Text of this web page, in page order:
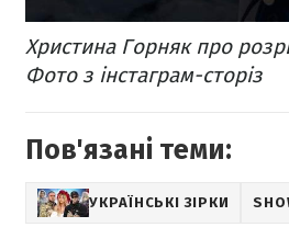
Христина Горняк про
Фото з інстаграм-сторіз
Пов'язані теми:
УКРАЇНСЬКІ ЗІРКИ